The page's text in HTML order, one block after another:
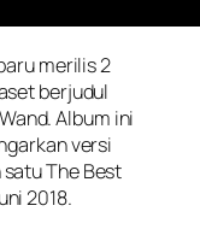
merilis 2
berjudul
Album ini
versi
The Best
2018.